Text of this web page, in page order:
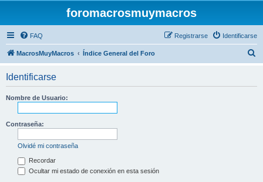
foromacrosmuymacros
FAQ Identificarse
Registrarse
MacrosMuyMacros Índice General del Foro
Identificarse
Nombre de Usuario:
Contraseña:
Olvidé mi contraseña
Recordar
Ocultar mi estado de conexión en esta sesión